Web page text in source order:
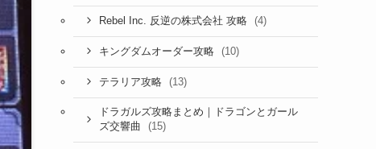
Rebel Inc. 反逆の株式会社 攻略 (4)
キングダムオーダー攻略 (10)
テラリア攻略 (13)
ドラガルズ攻略まとめ｜ドラゴンとガール
ズ交響曲
(15)